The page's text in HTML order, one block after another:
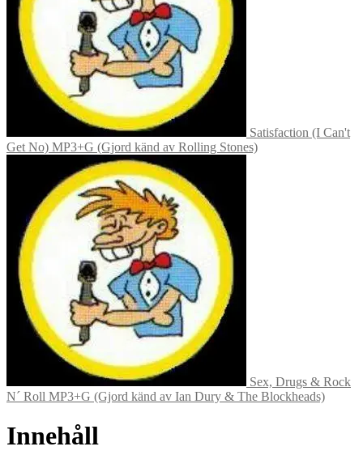
Satisfaction (I Can't
Get No) MP3+G (Gjord känd av Rolling Stones)
Sex, Drugs & Rock
N´ Roll MP3+G (Gjord känd av Ian Dury & The Blockheads)
Innehåll